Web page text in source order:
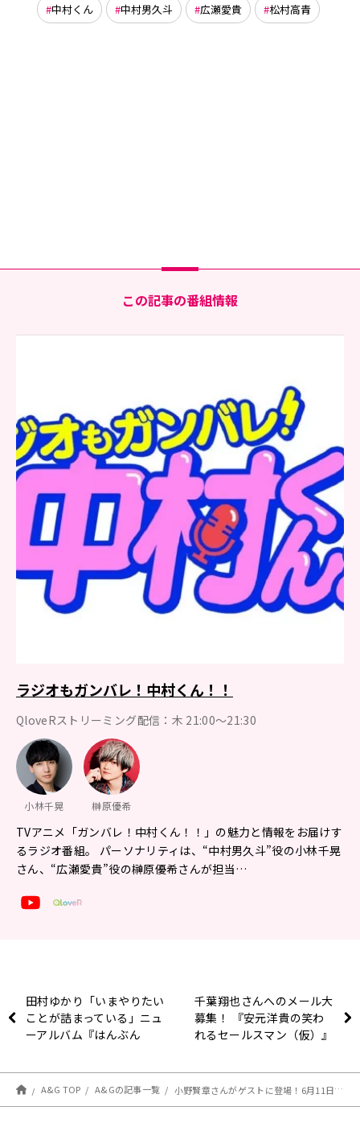
中村くん 中村男久斗 広瀬愛貴 松村高青
この記事の番組情報
ラジオもガンバレ！中村くん！！
QloveRストリーミング配信：木 21:00～21:30
小林千晃 榊原優希
TVアニメ「ガンバレ！中村くん！！」の魅力と情報をお届けす
るラジオ番組。 パーソナリティは、“中村男久斗”役の小林千晃
さん、“広瀬愛貴”役の榊原優希さんが担当…
田村ゆかり「いまやりたい
ことが詰まっている」ニュ
ーアルバム『はんぶん
千葉翔也さんへのメール大
募集！ 『安元洋貴の笑わ
れるセールスマン（仮）』
A&G TOP A&Gの記事一覧 小野賢章さんがゲストに登場！6月11日（木）21時～放送！『ラジオもガンバレ！中村くん！！』第11回